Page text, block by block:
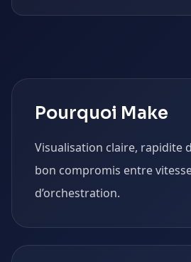
Pourquoi Make
Visualisation claire, rapidite
bon compromis entre
d’orchestration.